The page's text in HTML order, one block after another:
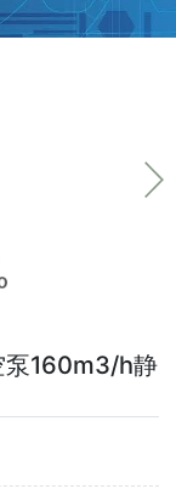
泵160m3/h静